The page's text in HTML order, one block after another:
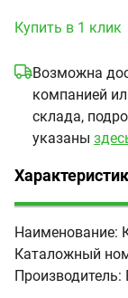
Купить в 1 клик
Возможна
компанией
склада,
указаны
(активная
Наименование:
Каталожный
Производитель: